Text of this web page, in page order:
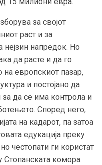
за својот
раст и за
напредок. Но
да расте и да го
европскиот пазар,
и постојано да
да се има контрола и
Според него,
на кадарот, па затоа
едукација преку
честопати ги користат
Стопанската комора.